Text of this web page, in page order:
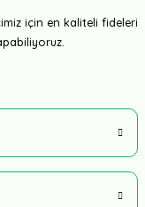
için en kaliteli fideleri